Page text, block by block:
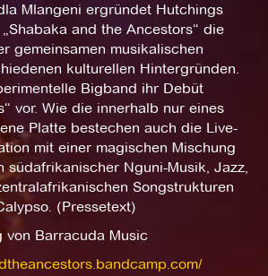
Mlangeni ergründet Hutchings
and the Ancestors“ die
gemeinsamen musikalischen
kulturellen Hintergründen.
Bigband ihr Debüt
vor. Wie die innerhalb nur eines
Platte bestechen auch die Live-
mit einer magischen Mischung
südafrikanischer Nguni-Musik, Jazz,
Songstrukturen
(Pressetext)
von Barracuda Music